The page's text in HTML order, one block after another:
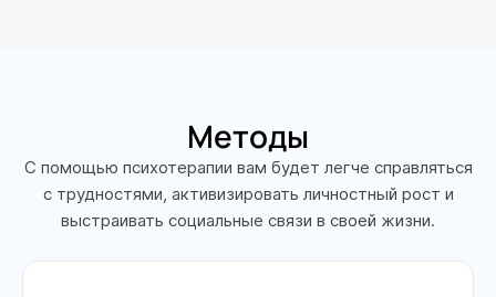
Методы
С помощью психотерапии вам будет легче справляться
с трудностями, активизировать личностный рост и
выстраивать социальные связи в своей жизни.